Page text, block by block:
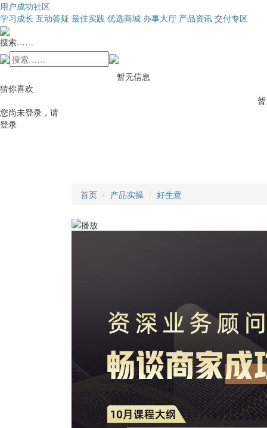
用户成功社区
学习成长 互动答疑 最佳实践 优选商城 办事大厅 产品资讯 交付专区
搜索……
暂无信息
猜你喜欢
您尚未登录，请
登录
首页 产品实操 好生意